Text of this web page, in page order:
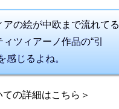
アの絵が中欧まで流れてる
ツィアーノ作品の“引
感じるよね。
ての詳細はこちら＞